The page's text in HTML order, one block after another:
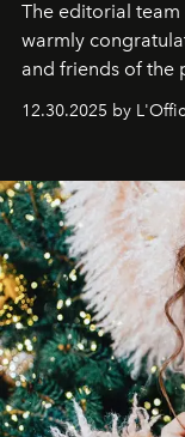
The editorial
warmly
and friends of the
achievements.
12.30.2025 by